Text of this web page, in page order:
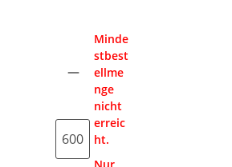
Minde
stbest
ellme
nge
nicht
erreic
ht.